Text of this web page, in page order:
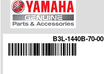
B3L-1440B-70-00